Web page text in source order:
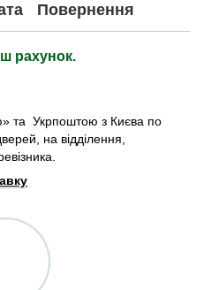
Повернення
рахунок.
та Укрпоштою з Києва по
на відділення,